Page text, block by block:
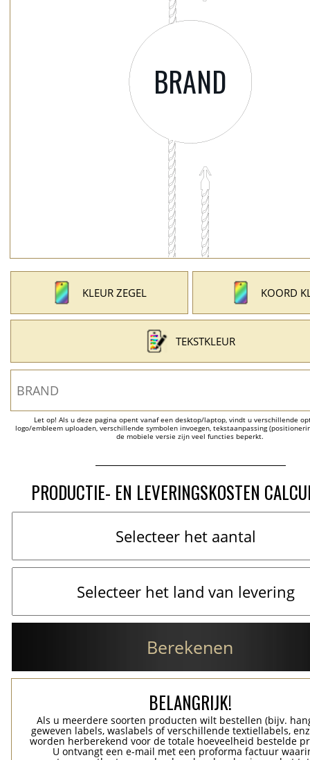
KLEUR ZEGEL KOORD
TEKSTKLEUR
Let op! Als u deze pagina opent vanaf een desktop/laptop, vindt u verschillende
logo/embleem uploaden, verschillende symbolen invoegen, tekstaanpassing
de mobiele versie zijn veel functies beperkt.
PRODUCTIE- EN LEVERINGSKOSTEN
Berekenen
BELANGRIJK!
Als u meerdere soorten producten wilt bestellen (bijv.
geweven labels, waslabels of verschillende textiellabels,
worden herberekend voor de totale hoeveelheid bestelde
U ontvangt een e-mail met een proforma factuur